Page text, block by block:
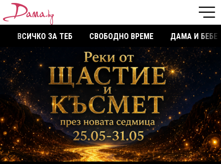
ВСИЧКО ЗА ТЕБ СВОБОДНО ВРЕМЕ ДАМА И БЕБЕ